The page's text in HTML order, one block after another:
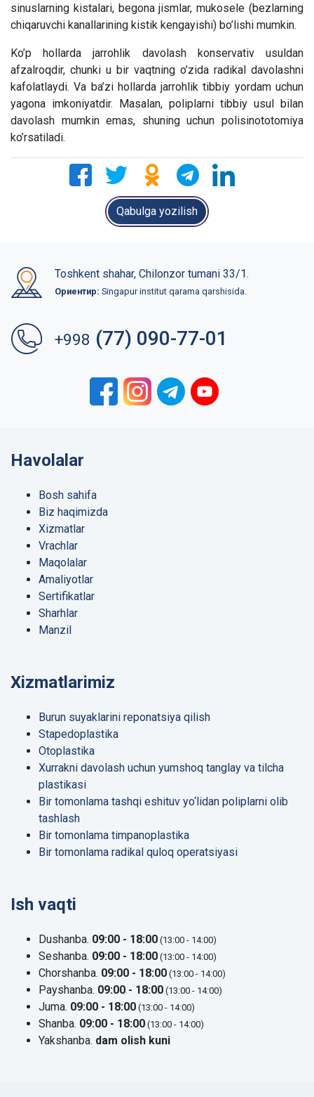
sinuslarning kistalari, begona jismlar, mukosele (bezlarning
chiqaruvchi kanallarining kistik kengayishi) bo’lishi mumkin.
Ko’p hollarda jarrohlik davolash konservativ usuldan
afzalroqdir, chunki u bir vaqtning o’zida radikal davolashni
kafolatlaydi. Va ba’zi hollarda jarrohlik tibbiy yordam uchun
yagona imkoniyatdir. Masalan, poliplarni tibbiy usul bilan
davolash mumkin emas, shuning uchun polisinototomiya
ko’rsatiladi.
Qabulga yozilish
Toshkent shahar, Chilonzor tumani 33/1.
Ориентир: Singapur institut qarama qarshisida.
+998 (77) 090-77-01
Havolalar
Bosh sahifa
Biz haqimizda
Xizmatlar
Vrachlar
Maqolalar
Amaliyotlar
Sertifikatlar
Sharhlar
Manzil
Xizmatlarimiz
Burun suyaklarini reponatsiya qilish
Stapedoplastika
Otoplastika
Xurrakni davolash uchun yumshoq tanglay va tilcha
plastikasi
Bir tomonlama tashqi eshituv yo‘lidan poliplarni olib
tashlash
Bir tomonlama timpanoplastika
Bir tomonlama radikal quloq operatsiyasi
Ish vaqti
Dushanba. 09:00 - 18:00 (13:00 - 14:00)
Seshanba. 09:00 - 18:00 (13:00 - 14:00)
Chorshanba. 09:00 - 18:00 (13:00 - 14:00)
Payshanba. 09:00 - 18:00 (13:00 - 14:00)
Juma. 09:00 - 18:00 (13:00 - 14:00)
Shanba. 09:00 - 18:00 (13:00 - 14:00)
Yakshanba. dam olish kuni